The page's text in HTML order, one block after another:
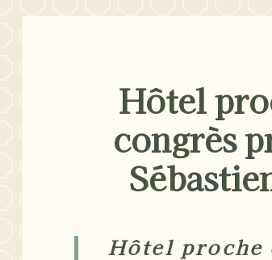
Hôtel
congrès
Hôtel proche